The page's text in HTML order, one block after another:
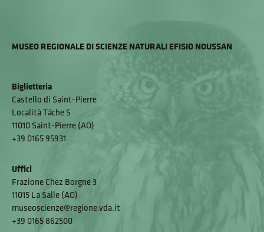
MUSEO REGIONALE DI SCIENZE NATURALI EFISIO NOUSSAN
Biglietteria
Castello di Saint-Pierre
Località Tâche 5
11010 Saint-Pierre (AO)
+39 0165 95931
Uffici
Frazione Chez Borgne 3
11015 La Salle (AO)
museoscienze@regione.vda.it
+39 0165 862500